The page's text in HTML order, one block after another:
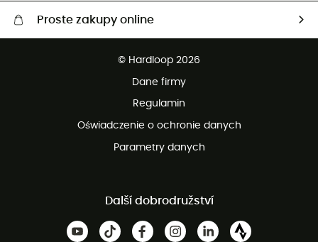
Proste zakupy online
© Hardloop 2026
Dane firmy
Regulamin
Oświadczenie o ochronie danych
Parametry danych
Další dobrodružství